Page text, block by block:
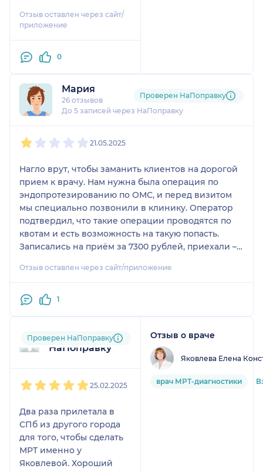
формально. Если хотите
качественный результат
Владимировне.
Отзыв оставлен через сайт/
приложение
0
Мария
26 отзывов
До 5 записей через НаПоправку
Проверен НаПоправку
21.05.2025
Нагло врут, чтобы заманить клиентов на дорогой
прием к врачу. Нам нужна была операция по
эндопротезированию по ОМС, и перед визитом
мы специально позвонили в клинику. Оператор
подтвердил, что такие операции проводятся по
квотам и есть возможность на такую попасть.
Записались на приём за 7300 рублей, приехали –
невозможна.
бы нам сразу честно сказали, что шансов нет, мы
Отзыв оставлен через сайт/приложение
1
Пользователь
НаПоправку
Проверен НаПоправку
25.02.2025
Два раза прилетала в
СПб из другого города
для того, чтобы сделать
МРТ именно у
Яковлевой. Хороший
Отзыв о враче
Яковлева Елена
врач МРТ-диагностики